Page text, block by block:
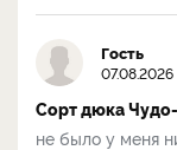
Гость
07.08.2026
Сорт дюка
не было у меня